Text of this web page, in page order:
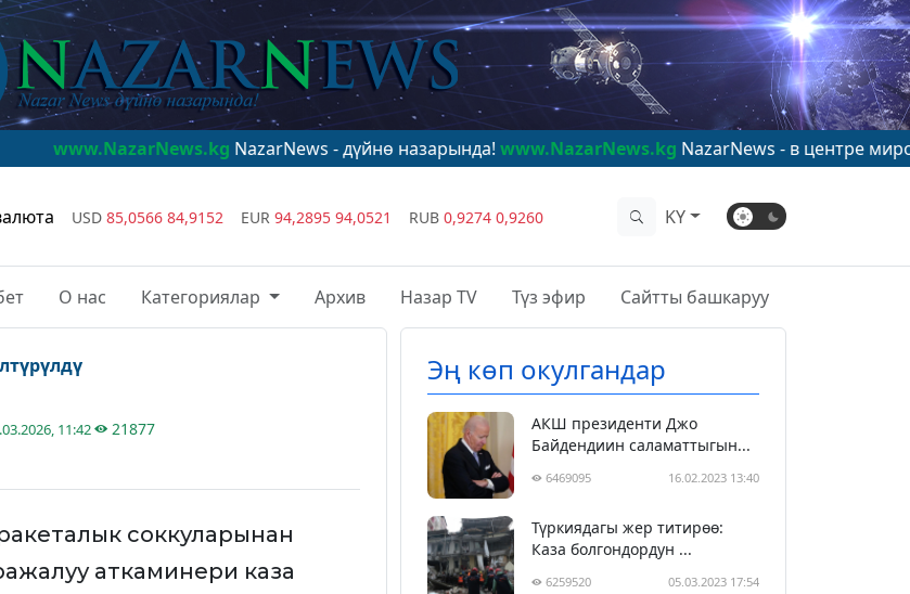
NazarNews - дүйнө назарында!www.NazarNews.kgNazarNews - в центре мирового
USD 85,0566 84,9152 EUR 94,2895 94,0521 RUB 0,9274 0,9260 KY
О нас Категориялар Архив Назар TV Түз эфир Сайтты башкаруу
11:42
21877
соккуларынан
аткаминери каза
Эң көп окулгандар
АКШ президенти Джо
Байдендиин саламаттыгын...
6469095 16.02.2023 13:40
Түркиядагы жер титирөө:
Каза болгондордун ...
6259520 05.03.2023 17:54